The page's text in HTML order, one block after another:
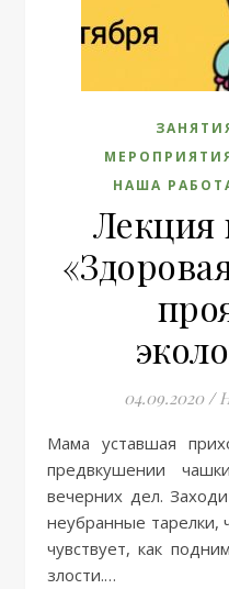
НАША
Лекция
04.09.2020 /
Мама уставшая приходит домой с работы, в
предвкушении
вечерних дел.
неубранные тарелки,
чувствует, как
злости.…